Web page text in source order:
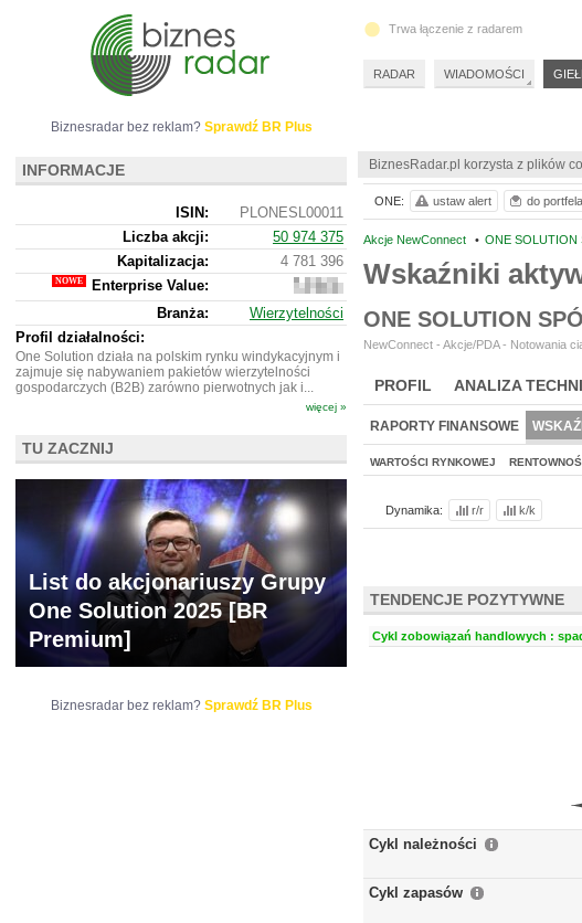
BiznesRadar.pl korzysta z plików
Akcje NewConnect • ONE SOLUTION
Wskaźniki
ONE SOLUTION
NewConnect - Akcje/PDA - Notowania
PROFIL ANALIZA
RAPORTY FINANSOWE
WARTOŚCI RYNKOWEJ
Dynamika: r/r k/k
TENDENCJE POZYTYWNE
Cykl zobowiązań handlowych :
Cykl należności
Cykl zapasów
ONE: ustaw alert do portfela
Biznesradar bez reklam? Sprawdź BR Plus
INFORMACJE
ISIN:
PLONESL00011
Liczba akcji:
50 974 375
Kapitalizacja:
4 781 396
Enterprise Value:
2
740
396
Branża:
Wierzytelności
Profil działalności:
One Solution działa na polskim rynku windykacyjnym i
zajmuje się nabywaniem pakietów wierzytelności
gospodarczych (B2B) zarówno pierwotnych jak i...
więcej »
TU ZACZNIJ
List do akcjonariuszy Grupy
One Solution 2025 [BR
Premium]
Biznesradar bez reklam? Sprawdź BR Plus
Trwa łączenie z radarem
RADAR WIADOMOŚCI